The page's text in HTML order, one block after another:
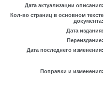
Дата актуализации описания:
Кол-во страниц в основном тексте
документа:
Дата издания:
Переиздание:
Дата последнего изменения:
Поправки и изменения: